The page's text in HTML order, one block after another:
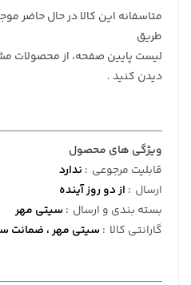
متاسفانه این کالا در حال حاضر
طریق
لیست پایین صفحه، از محصولات
دیدن کنید .
ویژگی های محصول
قابلیت مرجوعی : ندارد
ارسال : از دو روز آینده
بسته بندی و ارسال :سیتی مهر
گارانتی کالا :سیتی مهر ، ضمانت